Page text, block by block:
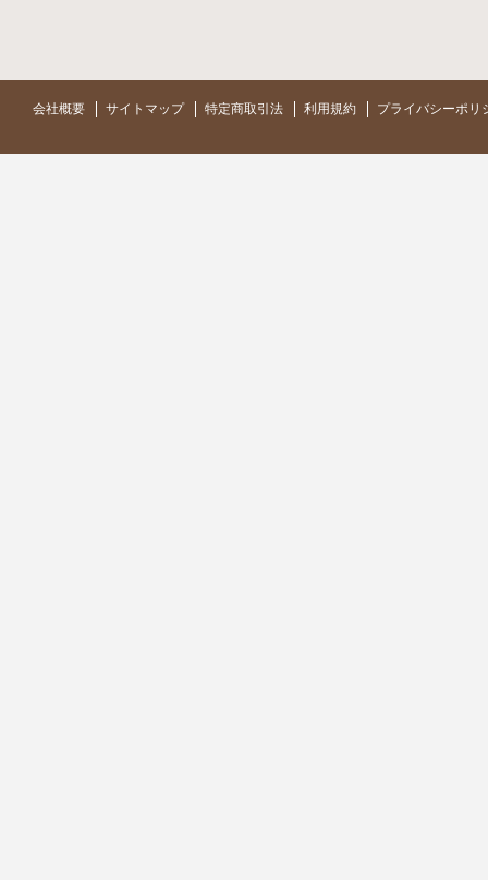
会社概要 サイトマップ 特定商取引法 利用規約 プライバシーポリ